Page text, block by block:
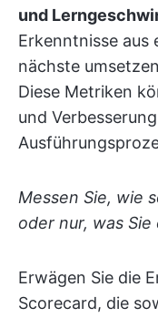
und
Erkenntnisse aus
nächste
Diese Metriken
und
Messen Sie, wie
oder nur, was
Erwägen Sie die
Scorecard, die